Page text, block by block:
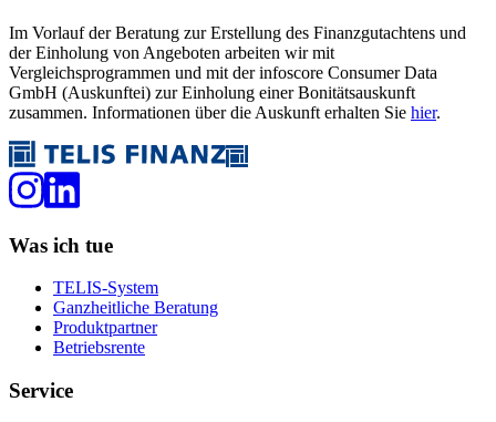
Im Vorlauf der Beratung zur Erstellung des Finanzgutachtens und
der Einholung von Angeboten arbeiten wir mit
Vergleichsprogrammen und mit der infoscore Consumer Data
GmbH (Auskunftei) zur Einholung einer Bonitätsauskunft
zusammen. Informationen über die Auskunft erhalten Sie hier.
Was ich tue
TELIS-System
Ganzheitliche Beratung
Produktpartner
Betriebsrente
Service